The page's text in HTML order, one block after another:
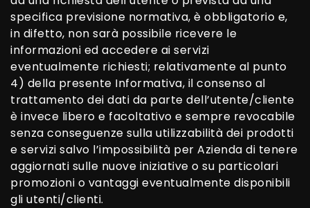
specifica previsione normativa, è obbligatorio e,
in difetto, non sarà possibile ricevere le
informazioni ed accedere ai servizi
eventualmente richiesti; relativamente al punto
4) della presente Informativa, il consenso al
trattamento dei dati da parte dell’utente/cliente
è invece libero e facoltativo e sempre revocabile
senza conseguenze sulla utilizzabilità dei prodotti
e servizi salvo l’impossibilità per Azienda di tenere
aggiornati sulle nuove iniziative o su particolari
promozioni o vantaggi eventualmente disponibili
gli utenti/clienti.